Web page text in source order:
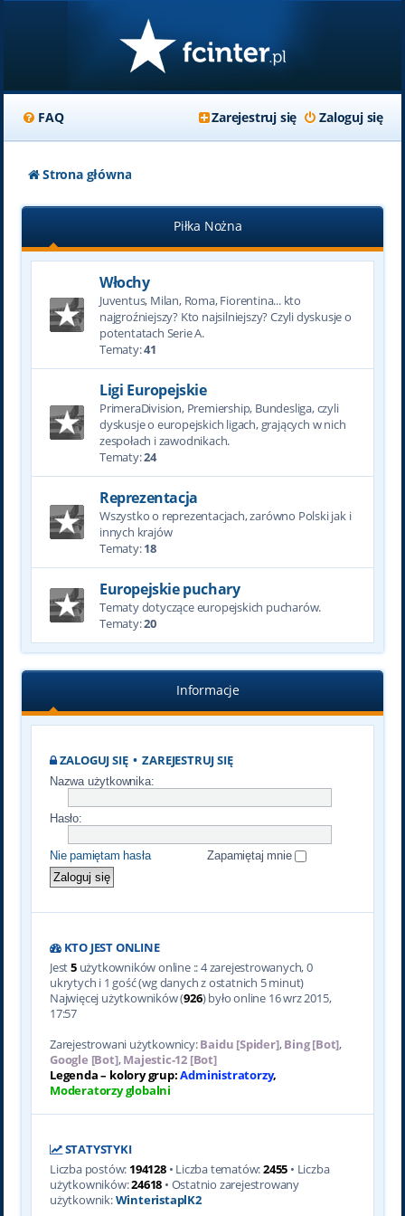
FAQ Zaloguj się
Zarejestruj się
Strona główna
Piłka Nożna
Włochy
Juventus, Milan, Roma, Fiorentina... kto
najgroźniejszy? Kto najsilniejszy? Czyli dyskusje o
potentatach Serie A.
Tematy:41
Ligi Europejskie
PrimeraDivision, Premiership, Bundesliga, czyli
dyskusje o europejskich ligach, grających w nich
zespołach i zawodnikach.
Tematy:24
Reprezentacja
Wszystko o reprezentacjach, zarówno Polski jak i
innych krajów
Tematy:18
Europejskie puchary
Tematy dotyczące europejskich pucharów.
Tematy:20
Informacje
ZALOGUJ SIĘ•ZAREJESTRUJ SIĘ
Nazwa użytkownika:
Hasło:
Nie pamiętam hasła Zapamiętaj mnie
KTO JEST ONLINE
Jest5użytkowników online :: 4 zarejestrowanych, 0
ukrytych i 1 gość (wg danych z ostatnich 5 minut)
Najwięcej użytkowników (926) było online 16 wrz 2015,
17:57
Zarejestrowani użytkownicy:Baidu [Spider],Bing [Bot],
Google [Bot],Majestic-12 [Bot]
Legenda – kolory grup:Administratorzy,
Moderatorzy globalni
STATYSTYKI
Liczba postów: 194128• Liczba tematów:2455 • Liczba
użytkowników:24618 • Ostatnio zarejestrowany
użytkownik:WinteristaplK2